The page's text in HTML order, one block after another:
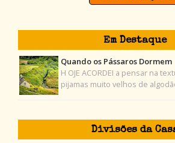
Em Destaque
Quando os Pássaros Dormem
H OJE ACORDEI a pensar na
pijamas muito velhos de
Divisões da